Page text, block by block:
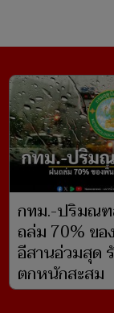
กทม.-ปริมณ
ถล่ม 70% ข
อีสานอ่วมสุด
ตกหนักสะสม